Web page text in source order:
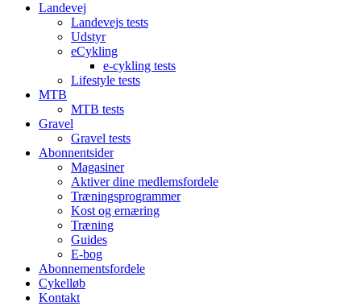
Landevej
Landevejs tests
Udstyr
eCykling
e-cykling tests
Lifestyle tests
MTB
MTB tests
Gravel
Gravel tests
Abonnentsider
Magasiner
Aktiver dine medlemsfordele
Træningsprogrammer
Kost og ernæring
Træning
Guides
E-bog
Abonnementsfordele
Cykelløb
Kontakt